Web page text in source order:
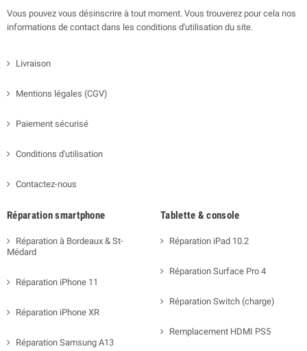
Vous pouvez vous désinscrire à tout moment. Vous trouverez pour cela nos
informations de contact dans les conditions d'utilisation du site.
Livraison
Mentions légales (CGV)
Paiement sécurisé
Conditions d'utilisation
Contactez-nous
Réparation smartphone
Réparation à Bordeaux & St-
Médard
Réparation iPhone 11
Réparation iPhone XR
Réparation Samsung A13
Tablette & console
Réparation iPad 10.2
Réparation Surface Pro 4
Réparation Switch (charge)
Remplacement HDMI PS5